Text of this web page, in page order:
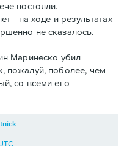
постояли.
- на ходе и результатах
не сказалось.
Маринеско убил
пожалуй, поболее, чем
со всеми его